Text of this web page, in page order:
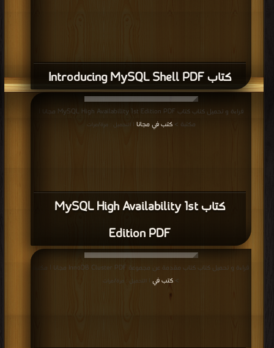
كتاب Introducing MySQL Shell PDF
كتاب MySQL High Availability 1st
Edition PDF
قراءة و تحميل كتاب كتاب MySQL High Availability 1st Edition PDF مجانا |
مكتبة >كتب في مجانا | التحميل : مرة/مرات
قراءة و تحميل كتاب كتاب مقدمة عن مجموعة InnoDB Cluster PDF مجانا | مكتبة
> كتب في | التحميل : مرة/مرات